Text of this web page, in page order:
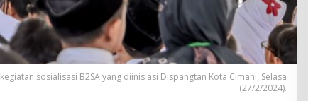
sosialisasi B2SA yang diinisiasi Dispangtan Kota Cimahi, Selasa
(27/2/2024).